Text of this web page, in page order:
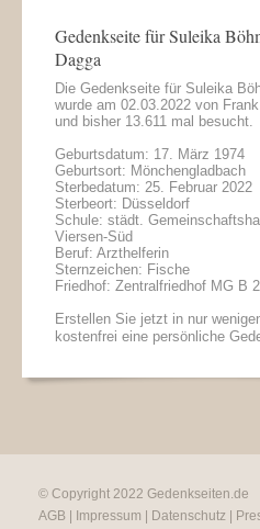
Gedenkseite für Suleika
Dagga
Die Gedenkseite für Suleika
wurde am 02.03.2022 von
und bisher 13.611 mal besucht.
Geburtsdatum: 17. März 1974
Geburtsort: Mönchengladbach
Sterbedatum: 25. Februar 2022
Sterbeort: Düsseldorf
Schule: städt.
Viersen-Süd
Beruf: Arzthelferin
Sternzeichen: Fische
Friedhof: Zentralfriedhof MG B
Erstellen Sie jetzt in nur
kostenfrei eine persönliche
© Copyright 2022 Gedenkseiten.de
AGB
Impressum Datenschutz